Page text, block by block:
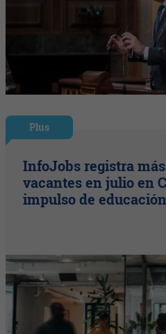
Plus
InfoJobs registra
vacantes en julio en
impulso de